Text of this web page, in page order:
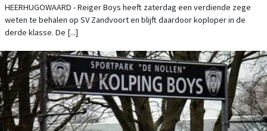
HEERHUGOWAARD - Reiger Boys heeft zaterdag een verdiende zege
weten te behalen op SV Zandvoort en blijft daardoor koploper in de
derde klasse. De [...]